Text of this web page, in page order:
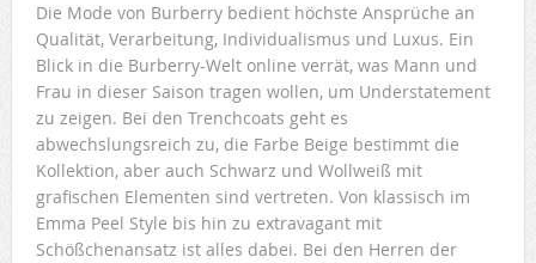
Die Mode von Burberry bedient höchste Ansprüche an
Qualität, Verarbeitung, Individualismus und Luxus. Ein
Blick in die Burberry-Welt online verrät, was Mann und
Frau in dieser Saison tragen wollen, um Understatement
zu zeigen. Bei den Trenchcoats geht es
abwechslungsreich zu, die Farbe Beige bestimmt die
Kollektion, aber auch Schwarz und Wollweiß mit
grafischen Elementen sind vertreten. Von klassisch im
Emma Peel Style bis hin zu extravagant mit
Schößchenansatz ist alles dabei. Bei den Herren der